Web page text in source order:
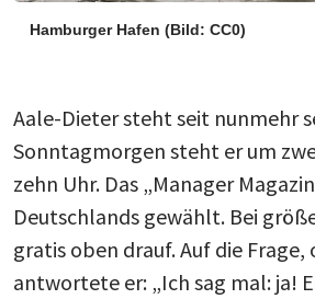
Hamburger Hafen (Bild: CC0)
Aale-Dieter steht seit nunmehr
Sonntagmorgen steht er um
zehn Uhr. Das „Manager
Deutschlands gewählt. Bei
gratis oben drauf. Auf die
antwortete er: „Ich sag mal: ja!